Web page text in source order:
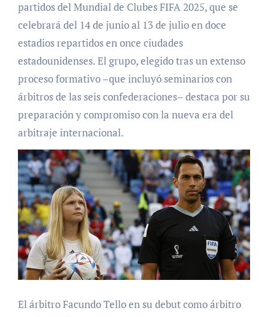
partidos del Mundial de Clubes FIFA 2025, que se
celebrará del 14 de junio al 13 de julio en doce
estadios repartidos en once ciudades
estadounidenses. El grupo, elegido tras un extenso
proceso formativo –que incluyó seminarios con
árbitros de las seis confederaciones– destaca por su
preparación y compromiso con la nueva era del
arbitraje internacional.
El árbitro Facundo Tello en su debut como árbitro